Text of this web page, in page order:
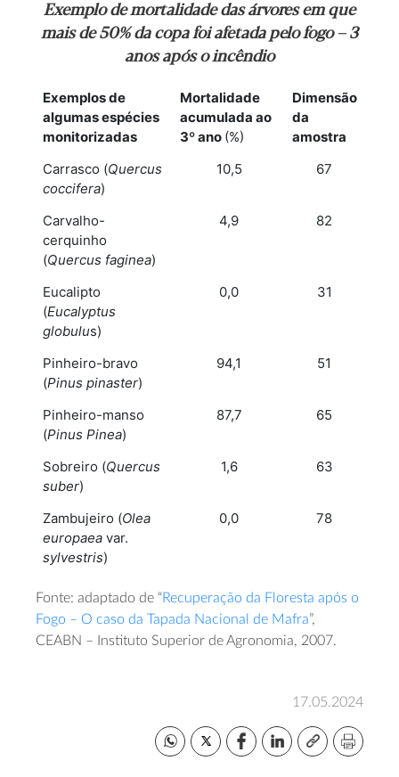
Exemplo de mortalidade das árvores em que
mais de 50% da copa foi afetada pelo fogo – 3
anos após o incêndio
Exemplos de
algumas espécies
monitorizadas
Mortalidade
acumulada ao
3º ano (%)
Dimensão
da
amostra
Carrasco (Quercus
coccifera)
10,5 67
Carvalho-
cerquinho
(Quercus faginea)
4,9 82
Eucalipto
(Eucalyptus
globulus)
0,0 31
Pinheiro-bravo
(Pinus pinaster)
94,1 51
Pinheiro-manso
(Pinus Pinea)
87,7 65
Sobreiro (Quercus
suber)
1,6 63
Zambujeiro (Olea
europaeavar.
sylvestris)
0,0 78
Fonte: adaptado de “Recuperação da Floresta após o
Fogo – O caso da Tapada Nacional de Mafra”,
CEABN – Instituto Superior de Agronomia, 2007.
17.05.2024